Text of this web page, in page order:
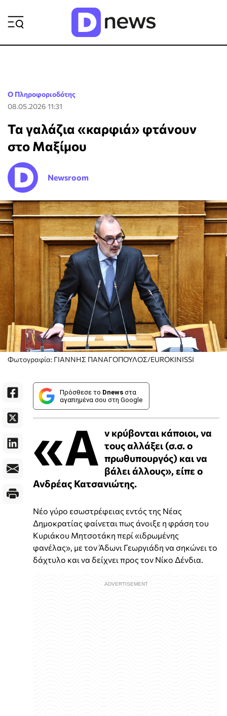
Ο Πληροφοριοδότης
08.05.2026 11:31
Τα γαλάζια «καρφιά» φτάνουν
στο Μαξίμου
Newsroom
Φωτογραφία: ΓΙΑΝΝΗΣ ΠΑΝΑΓΟΠΟΥΛΟΣ/EUROKINISSI
Πρόσθεσε το Dnews στα
αγαπημένα σου στη Google
«Α ν κρύβονται κάποιοι, να
τους αλλάξει (σ.σ. ο
πρωθυπουργός) και να
βάλει άλλους», είπε ο
Ανδρέας Κατσανιώτης.
Νέο γύρο εσωστρέφειας εντός της Νέας
Δημοκρατίας φαίνεται πως άνοιξε η φράση του
Κυριάκου Μητσοτάκη περί «ιδρωμένης
φανέλας», με τον Άδωνι Γεωργιάδη να σηκώνει το
δάχτυλο και να δείχνει προς τον Νίκο Δένδια.